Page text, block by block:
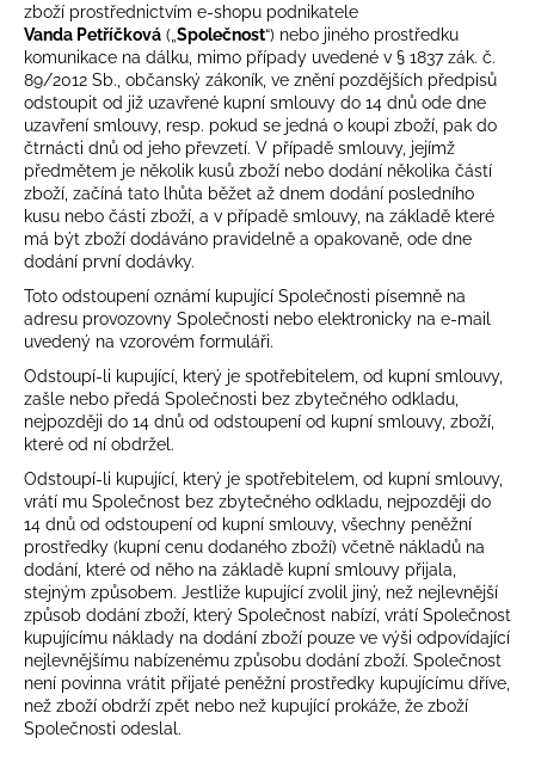
zboží prostřednictvím e-shopu podnikatele
Vanda Petříčková („ Společnost“) nebo jiného prostředku
komunikace na dálku, mimo případy uvedené v § 1837 zák. č.
89/2012 Sb., občanský zákoník, ve znění pozdějších předpisů
odstoupit od již uzavřené kupní smlouvy do 14 dnů ode dne
uzavření smlouvy, resp. pokud se jedná o koupi zboží, pak do
čtrnácti dnů od jeho převzetí. V případě smlouvy, jejímž
předmětem je několik kusů zboží nebo dodání několika částí
zboží, začíná tato lhůta běžet až dnem dodání posledního
kusu nebo části zboží, a v případě smlouvy, na základě které
má být zboží dodáváno pravidelně a opakovaně, ode dne
dodání první dodávky.
Toto odstoupení oznámí kupující Společnosti písemně na
adresu provozovny Společnosti nebo elektronicky na e-mail
uvedený na vzorovém formuláři.
Odstoupí-li kupující, který je spotřebitelem, od kupní smlouvy,
zašle nebo předá Společnosti bez zbytečného odkladu,
nejpozději do 14 dnů od odstoupení od kupní smlouvy, zboží,
které od ní obdržel.
Odstoupí-li kupující, který je spotřebitelem, od kupní smlouvy,
vrátí mu Společnost bez zbytečného odkladu, nejpozději do
14 dnů od odstoupení od kupní smlouvy, všechny peněžní
prostředky (kupní cenu dodaného zboží) včetně nákladů na
dodání, které od něho na základě kupní smlouvy přijala,
stejným způsobem. Jestliže kupující zvolil jiný, než nejlevnější
způsob dodání zboží, který Společnost nabízí, vrátí Společnost
kupujícímu náklady na dodání zboží pouze ve výši odpovídající
nejlevnějšímu nabízenému způsobu dodání zboží. Společnost
není povinna vrátit přijaté peněžní prostředky kupujícímu dříve,
než zboží obdrží zpět nebo než kupující prokáže, že zboží
Společnosti odeslal.